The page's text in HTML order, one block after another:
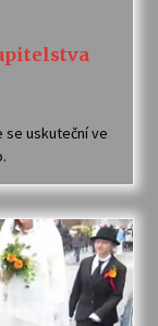
Kolchoz a
se uskuteční ve